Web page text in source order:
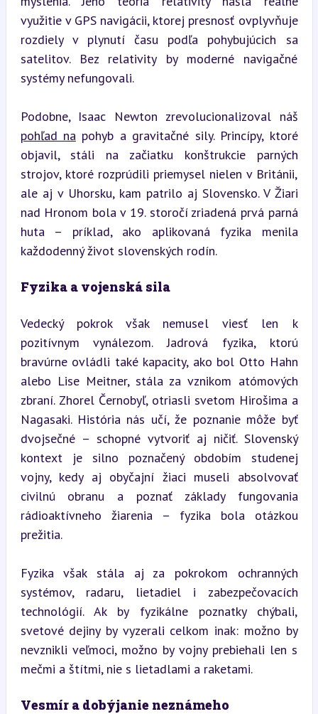
využitie v GPS navigácii, ktorej presnosť ovplyvňuje
rozdiely v plynutí času podľa pohybujúcich sa
satelitov. Bez relativity by moderné navigačné
systémy nefungovali.
pohľad na pohyb a gravitačné sily. Princípy, ktoré
objavil, stáli na začiatku konštrukcie parných
strojov, ktoré rozprúdili priemysel nielen v Británii,
ale aj v Uhorsku, kam patrilo aj Slovensko. V Žiari
nad Hronom bola v 19. storočí zriadená prvá parná
huta – príklad, ako aplikovaná fyzika menila
každodenný život slovenských rodín.
Fyzika a vojenská sila
Vedecký pokrok však nemusel viesť len k
pozitívnym vynálezom. Jadrová fyzika, ktorú
bravúrne ovládli také kapacity, ako bol Otto Hahn
alebo Lise Meitner, stála za vznikom atómových
zbraní. Zhorel Černobyľ, otriasli svetom Hirošima a
Nagasaki. História nás učí, že poznanie môže byť
dvojsečné – schopné vytvoriť aj ničiť. Slovenský
kontext je silno poznačený obdobím studenej
vojny, kedy aj obyčajní žiaci museli absolvovať
civilnú obranu a poznať základy fungovania
rádioaktívneho žiarenia – fyzika bola otázkou
prežitia.
Fyzika však stála aj za pokrokom ochranných
systémov, radaru, lietadiel i zabezpečovacích
technológií. Ak by fyzikálne poznatky chýbali,
svetové dejiny by vyzerali celkom inak: možno by
nevznikli veľmoci, možno by vojny prebiehali len s
mečmi a štítmi, nie s lietadlami a raketami.
Vesmír a dobýjanie neznámeho